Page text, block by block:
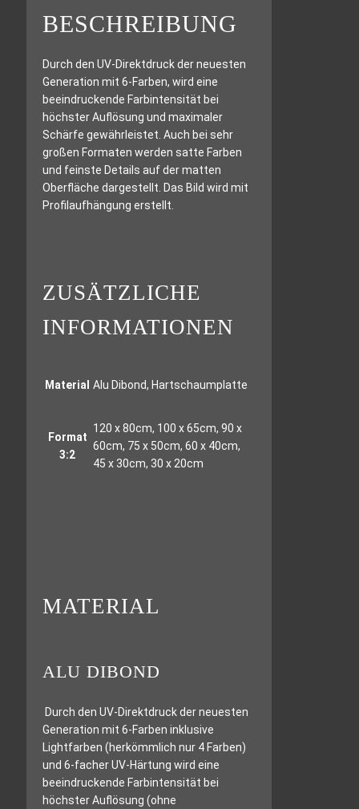
BESCHREIBUNG
Durch den UV-Direktdruck der neuesten
Generation mit 6-Farben, wird eine
beeindruckende Farbintensität bei
höchster Auflösung und maximaler
Schärfe gewährleistet. Auch bei sehr
großen Formaten werden satte Farben
und feinste Details auf der matten
Oberfläche dargestellt. Das Bild wird mit
Profilaufhängung erstellt.
ZUSÄTZLICHE
INFORMATIONEN
Material Alu Dibond, Hartschaumplatte
Format
3:2
120 x 80cm, 100 x 65cm, 90 x
60cm, 75 x 50cm, 60 x 40cm,
45 x 30cm, 30 x 20cm
MATERIAL
ALU DIBOND
Durch den UV-Direktdruck der neuesten
Generation mit 6-Farben inklusive
Lightfarben (herkömmlich nur 4 Farben)
und 6-facher UV-Härtung wird eine
beeindruckende Farbintensität bei
höchster Auflösung (ohne